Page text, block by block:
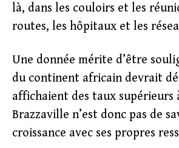
là, dans les couloirs et les
routes, les hôpitaux et les
Une donnée mérite d’être
du continent africain devrait
affichaient des taux supérieurs
Brazzaville n’est donc pas de
croissance avec ses propres